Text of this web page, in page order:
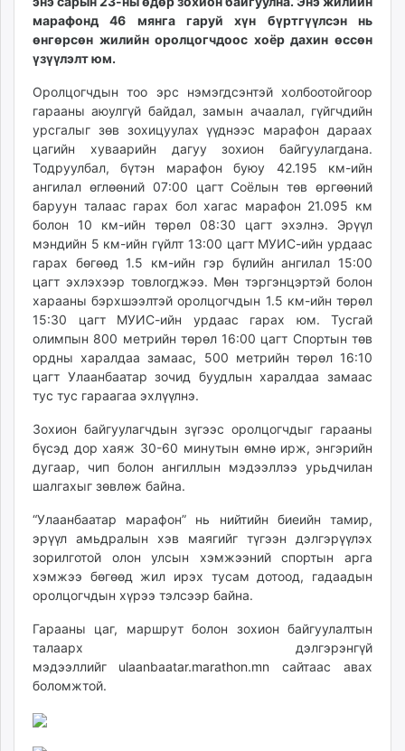
unuudur.mn
isee.mn
mglradio.com
fact.mn
itoim.mn
tumen.mn
shuum.mn
times.mn
tvmongolia.mn
mass.mn
unegui.mn
assa.mn
toim.mn
tac.mn
paparazzi.mn
unread.today
марафонд 46 мянга гаруй хүн бүртгүүлсэн нь
өнгөрсөн жилийн оролцогчдоос хоёр дахин өссөн
үзүүлэлт юм.
Оролцогчдын тоо эрс нэмэгдсэнтэй холбоотойгоор
гарааны аюулгүй байдал, замын ачаалал, гүйгчдийн
урсгалыг зөв зохицуулах үүднээс марафон дараах
цагийн хуваарийн дагуу зохион байгуулагдана.
Тодруулбал, бүтэн марафон буюу 42.195 км-ийн
ангилал өглөөний 07:00 цагт Соёлын төв өргөөний
баруун талаас гарах бол хагас марафон 21.095 км
болон 10 км-ийн төрөл 08:30 цагт эхэлнэ. Эрүүл
мэндийн 5 км-ийн гүйлт 13:00 цагт МУИС-ийн урдаас
гарах бөгөөд 1.5 км-ийн гэр бүлийн ангилал 15:00
цагт эхлэхээр товлогджээ. Мөн тэргэнцэртэй болон
харааны бэрхшээлтэй оролцогчдын 1.5 км-ийн төрөл
15:30 цагт МУИС-ийн урдаас гарах юм. Тусгай
олимпын 800 метрийн төрөл 16:00 цагт Спортын төв
ордны харалдаа замаас, 500 метрийн төрөл 16:10
цагт Улаанбаатар зочид буудлын харалдаа замаас
тус тус гараагаа эхлүүлнэ.
Зохион байгуулагчдын зүгээс оролцогчдыг гарааны
бүсэд дор хаяж 30-60 минутын өмнө ирж, энгэрийн
дугаар, чип болон ангиллын мэдээллээ урьдчилан
шалгахыг зөвлөж байна.
“Улаанбаатар марафон” нь нийтийн биеийн тамир,
эрүүл амьдралын хэв маягийг түгээн дэлгэрүүлэх
зорилготой олон улсын хэмжээний спортын арга
хэмжээ бөгөөд жил ирэх тусам дотоод, гадаадын
оролцогчдын хүрээ тэлсээр байна.
Гарааны цаг, маршрут болон зохион байгуулалтын
талаарх дэлгэрэнгүй
мэдээллийг ulaanbaatar.marathon.mn сайтаас авах
боломжтой.